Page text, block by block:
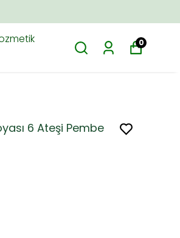
0
6 Ateşi Pembe